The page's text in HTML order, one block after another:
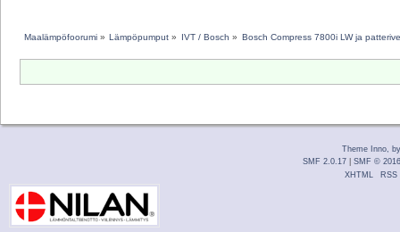
Maalämpöfoorumi» Lämpöpumput » IVT / Bosch » Bosch Compress 7800i LW ja
Theme Inno,
SMF 2.0.17
SMF © 2016
XHTML
RSS